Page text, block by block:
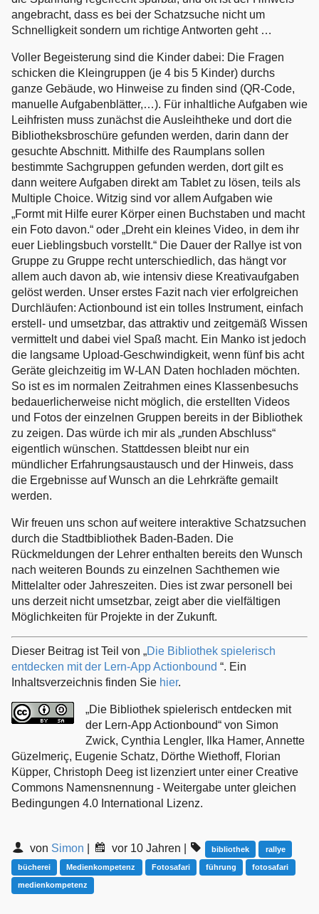
angebracht, dass es bei der Schatzsuche nicht um
Schnelligkeit sondern um richtige Antworten geht …
Voller Begeisterung sind die Kinder dabei: Die Fragen
schicken die Kleingruppen (je 4 bis 5 Kinder) durchs
ganze Gebäude, wo Hinweise zu finden sind (QR-Code,
manuelle Aufgabenblätter,…). Für inhaltliche Aufgaben wie
Leihfristen muss zunächst die Ausleihtheke und dort die
Bibliotheksbroschüre gefunden werden, darin dann der
gesuchte Abschnitt. Mithilfe des Raumplans sollen
bestimmte Sachgruppen gefunden werden, dort gilt es
dann weitere Aufgaben direkt am Tablet zu lösen, teils als
Multiple Choice. Witzig sind vor allem Aufgaben wie
„Formt mit Hilfe eurer Körper einen Buchstaben und macht
ein Foto davon.“ oder „Dreht ein kleines Video, in dem ihr
euer Lieblingsbuch vorstellt.“ Die Dauer der Rallye ist von
Gruppe zu Gruppe recht unterschiedlich, das hängt vor
allem auch davon ab, wie intensiv diese Kreativaufgaben
gelöst werden. Unser erstes Fazit nach vier erfolgreichen
Durchläufen: Actionbound ist ein tolles Instrument, einfach
erstell- und umsetzbar, das attraktiv und zeitgemäß Wissen
vermittelt und dabei viel Spaß macht. Ein Manko ist jedoch
die langsame Upload-Geschwindigkeit, wenn fünf bis acht
Geräte gleichzeitig im W-LAN Daten hochladen möchten.
So ist es im normalen Zeitrahmen eines Klassenbesuchs
bedauerlicherweise nicht möglich, die erstellten Videos
und Fotos der einzelnen Gruppen bereits in der Bibliothek
zu zeigen. Das würde ich mir als „runden Abschluss“
eigentlich wünschen. Stattdessen bleibt nur ein
mündlicher Erfahrungsaustausch und der Hinweis, dass
die Ergebnisse auf Wunsch an die Lehrkräfte gemailt
werden.
Wir freuen uns schon auf weitere interaktive Schatzsuchen
durch die Stadtbibliothek Baden-Baden. Die
Rückmeldungen der Lehrer enthalten bereits den Wunsch
nach weiteren Bounds zu einzelnen Sachthemen wie
Mittelalter oder Jahreszeiten. Dies ist zwar personell bei
uns derzeit nicht umsetzbar, zeigt aber die vielfältigen
Möglichkeiten für Projekte in der Zukunft.
Dieser Beitrag ist Teil von „Die Bibliothek spielerisch
entdecken mit der Lern-App Actionbound “. Ein
Inhaltsverzeichnis finden Sie hier.
„Die Bibliothek spielerisch entdecken mit
der Lern-App Actionbound“ von Simon
Zwick, Cynthia Lengler, Ilka Hamer, Annette
Güzelmeriç, Eugenie Schatz, Dörthe Wiethoff, Florian
Küpper, Christoph Deeg ist lizenziert unter einer Creative
Commons Namensnennung - Weitergabe unter gleichen
Bedingungen 4.0 International Lizenz.
von Simon vor 10 Jahren bibliothek rallye
bücherei Medienkompetenz Fotosafari führung fotosafari
medienkompetenz